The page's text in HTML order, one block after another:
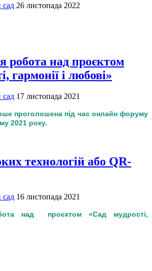
сад 26 листопада 2022
робота над проєктом
гармонії і любові»
сад 17 листопада 2021
проголошена під час онлайн форуму
2021 року.
технологій або QR-
сад 16 листопада 2021
над проєктом «Сад мудрості,